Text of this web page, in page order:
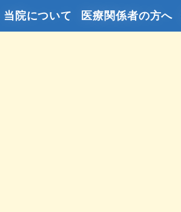
当院について 医療関係者の方へ